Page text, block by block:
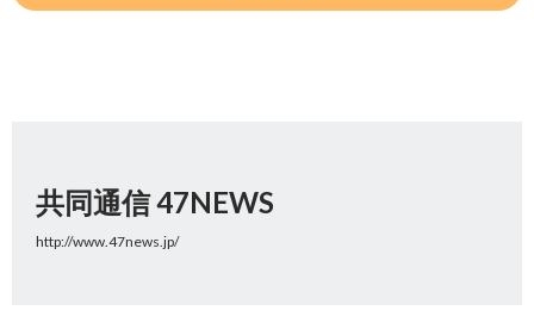
共同通信 47NEWS
http://www.47news.jp/